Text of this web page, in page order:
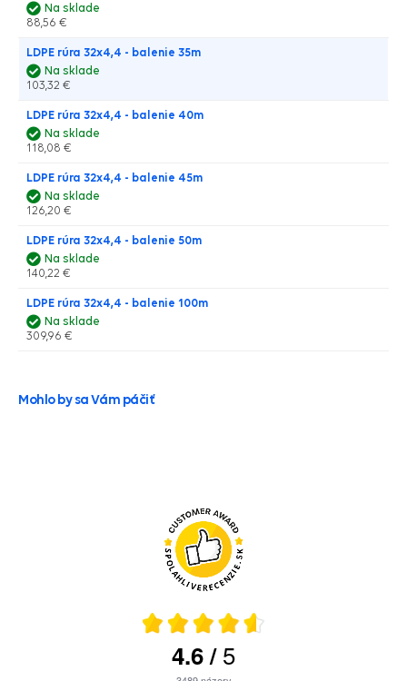
Na sklade
88,56 €
LDPE rúra 32x4,4 - balenie 35m
Na sklade
103,32 €
LDPE rúra 32x4,4 - balenie 40m
Na sklade
118,08 €
LDPE rúra 32x4,4 - balenie 45m
Na sklade
126,20 €
LDPE rúra 32x4,4 - balenie 50m
Na sklade
140,22 €
LDPE rúra 32x4,4 - balenie 100m
Na sklade
309,96 €
Mohlo by sa Vám páčiť
4.6/5